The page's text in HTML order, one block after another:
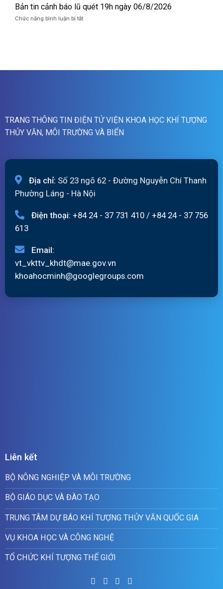
quét
07h
tin
cảnh
báo
Bản tin cảnh báo lũ quét 19h ngày 06/8/2026
Chức năng bình luận bị tắtở
quét
TRANG THÔNG TIN ĐIỆN TỬ VIỆN KHOA HỌC KHÍ TƯỢNG
THỦY VĂN, MÔI TRƯỜNG VÀ BIỂN
Địa chỉ: Số 23 ngõ 62 - Đường Nguyễn Chí Thanh
Phường Láng - Hà Nội
Điện thoại: +84 24 - 37 731 410 / +84 24 - 37 756
613
Email:
vt_vkttv_khdt@mae.gov.vn
khoahocminh@googlegroups.com
Liên kết
BỘ NÔNG NGHIỆP VÀ MÔI TRƯỜNG
BỘ GIÁO DỤC VÀ ĐÀO TẠO
TRUNG TÂM DỰ BÁO KHÍ TƯỢNG THỦY VĂN QUỐC GIA
VỤ KHOA HỌC VÀ CÔNG NGHỆ
TỔ CHỨC KHÍ TƯỢNG THẾ GIỚI